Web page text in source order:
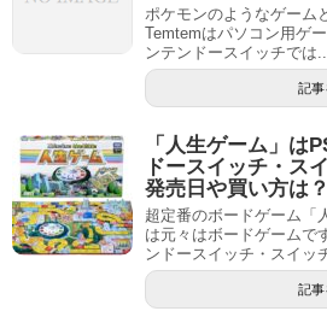
ポケモンのようなゲーム
Temtemはパソコン用ゲ
ンテンドースイッチでは...
記事
「人生ゲーム」は
ドースイッチ・ス
発売日や買い方は？
超定番のボードゲーム「
は元々はボードゲームで
ンドースイッチ・スイッ
記事